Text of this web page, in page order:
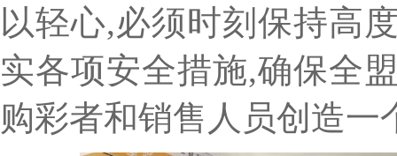
以轻心,必须时刻保持高
实各项安全措施,确保全
购彩者和销售人员创造一